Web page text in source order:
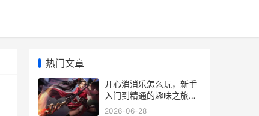
热门文章
开心消消乐怎么玩，新手
入门到精通的趣味之旅，
副标题，三消规则与连击
2026-06-28